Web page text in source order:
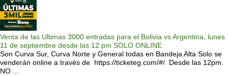
Venta de las Ultimas 3000 entradas para el Bolivia vs Argentina, lunes
11 de septiembre desde las 12 pm SOLO ONLINE
Son Curva Sur, Curva Norte y General todas en Bandeja Alta Solo se
venderán online a través de https://ticketeg.com/#/ Desde las 12pm.
NO ...